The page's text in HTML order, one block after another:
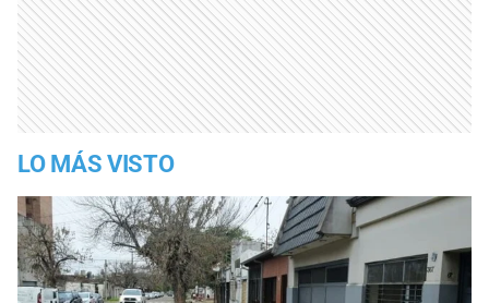
LO MÁS VISTO